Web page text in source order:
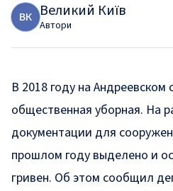
ВК Великий Київ
Автори
В 2018 году на Андреевском
общественная уборная. На
документации для
прошлом году выделено и
гривен. Об этом сообщил